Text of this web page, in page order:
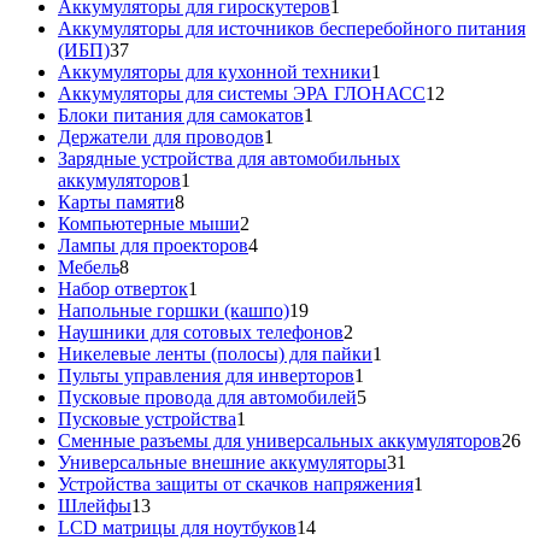
товаров
Аккумуляторы для гироскутеров1
товар
Аккумуляторы для источников бесперебойного питания
(ИБП)3737
товаров
Аккумуляторы для кухонной техники1
товар
Аккумуляторы для системы ЭРА ГЛОНАСС12
Блоки питания для самокатов1
Держатели для проводов1
товар
Зарядные устройства для автомобильных
аккумуляторов1
Карты памяти88
товаров
Компьютерные мыши2
товара
Лампы для проекторов44
Мебель88
товаров
Набор отверток1
товар
Напольные горшки (кашпо)1919
товаров
Наушники для сотовых телефонов2
товара
Никелевые ленты (полосы) для пайки1
Пульты управления для инверторов1
товар
Пусковые провода для автомобилей55
Пусковые устройства1
товар
Сменные разъемы для универсальных аккумуляторов2626
Универсальные внешние аккумуляторы31
товар
Устройства защиты от скачков напряжения1
Шлейфы1313
товаров
LCD матрицы для ноутбуков1414